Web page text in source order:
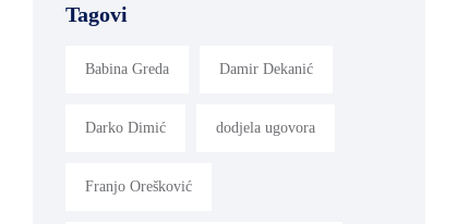
Tagovi
Babina Greda Damir Dekanić
Darko Dimić dodjela ugovora
Franjo Orešković